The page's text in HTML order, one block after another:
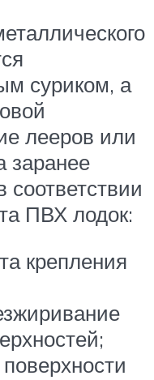
суриком, а
лееров или
заранее
ПВХ лодок:
крепления